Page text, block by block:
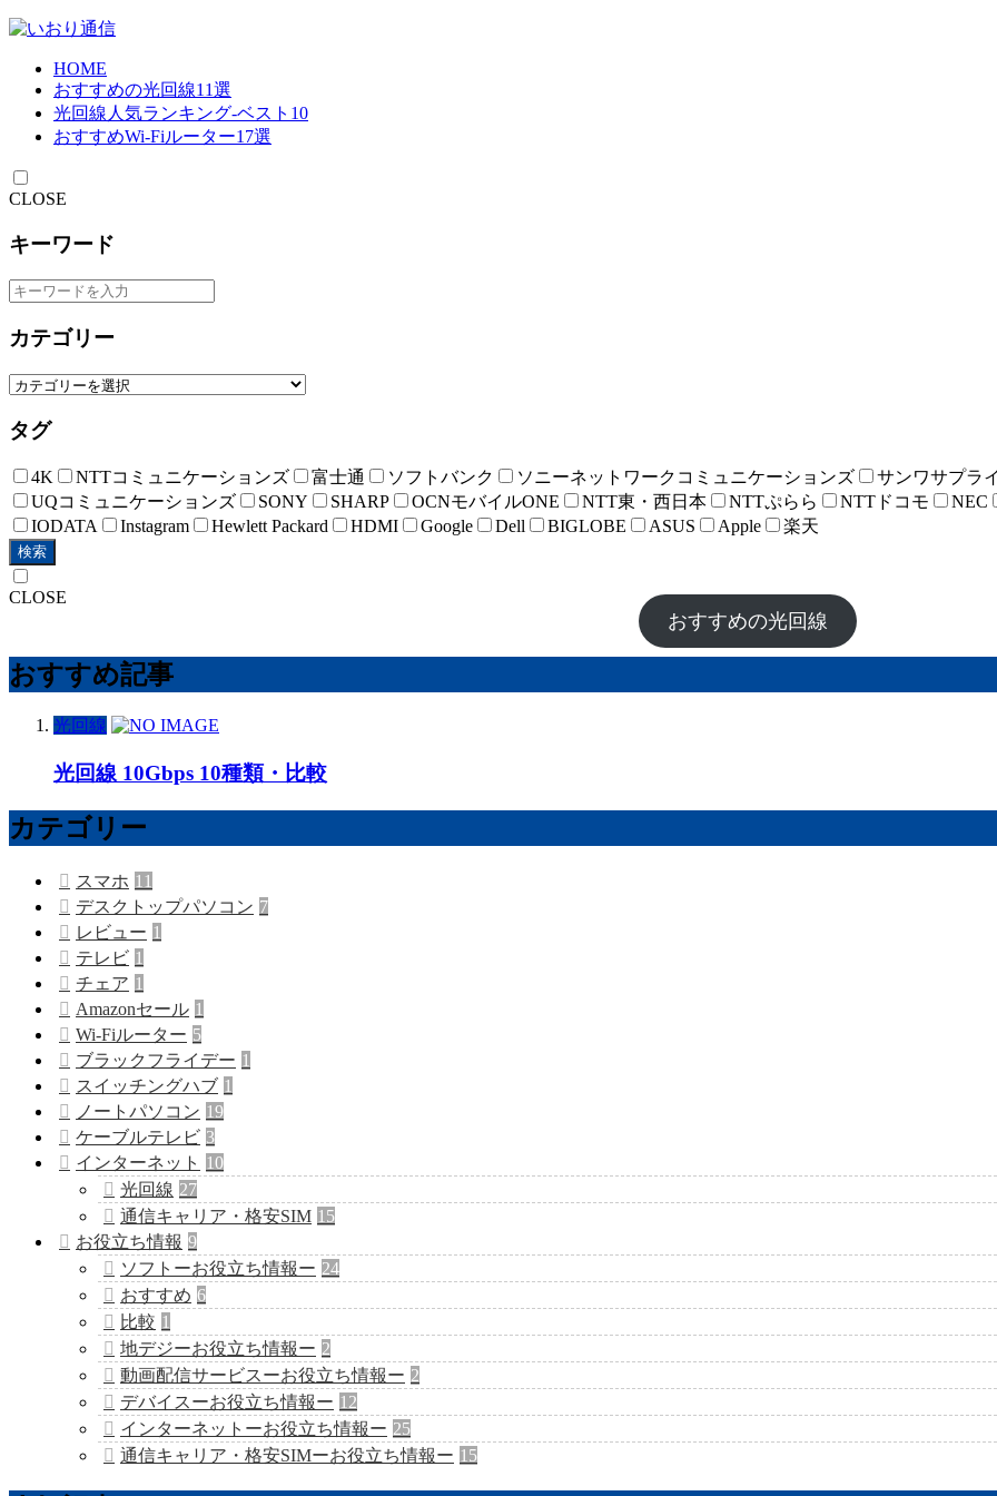
HOME
おすすめの光回線11選
光回線人気ランキング-ベスト10
おすすめWi-Fiルーター17選
CLOSE
キーワード
カテゴリー
タグ
4K NTTコミュニケーションズ 富士通 ソフトバンク ソニーネットワークコミュニケーションズ サンワサプライ
UQコミュニケーションズ
SONY SHARP OCNモバイルONE NTT東・西日本 NTTぷらら NTTドコモ NEC
IODATA
Instagram Hewlett Packard HDMI Google Dell BIGLOBE ASUS Apple 楽天
検索
CLOSE
おすすめの光回線
おすすめ記事
光回線
光回線 10Gbps 10種類・比較
カテゴリー
スマホ 11
デスクトップパソコン 7
レビュー 1
テレビ 1
チェア 1
Amazonセール 1
Wi-Fiルーター 5
ブラックフライデー 1
スイッチングハブ 1
ノートパソコン 19
ケーブルテレビ 3
インターネット
10
光回線 27
通信キャリア・格安SIM 15
お役立ち情報 9
ソフトーお役立ち情報ー 24
おすすめ 6
比較 1
地デジーお役立ち情報ー 2
動画配信サービスーお役立ち情報ー 2
デバイスーお役立ち情報ー 12
インターネットーお役立ち情報ー 25
通信キャリア・格安SIMーお役立ち情報ー 15